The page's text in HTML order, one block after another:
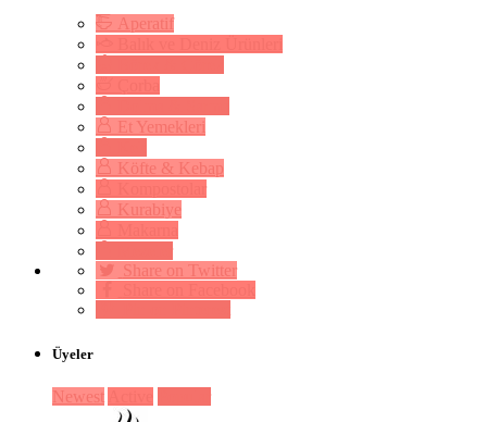
Aperatif
Et Yemekleri
Köfte & Kebap
Kurabiye
Share on Twitter
Üyeler
Newest